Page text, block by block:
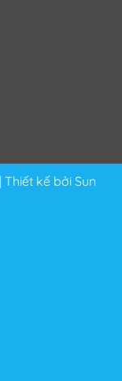
Thiết kế bởi Sun